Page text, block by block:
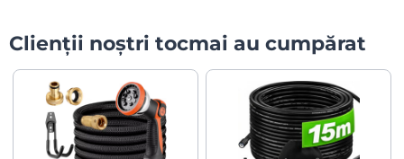
Clienții noștri tocmai au cumpărat